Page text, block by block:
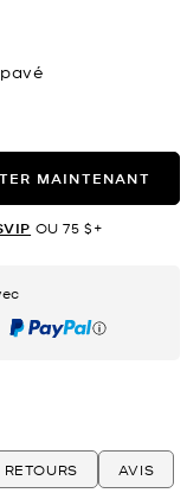
MAINTENANT
OU 75 $+
PayPal
AVIS